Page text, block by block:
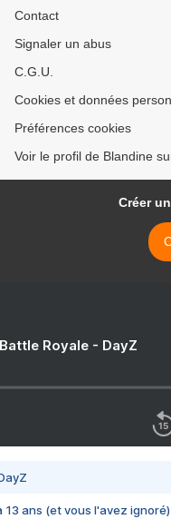
Contact
Signaler un abus
C.G.U.
Cookies et données
Préférences cookies
Voir le profil de Blandine
Créer
Royale - DayZ
13 ans (et vous l'avez ignoré)